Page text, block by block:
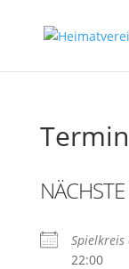
Spielkreis
22:00